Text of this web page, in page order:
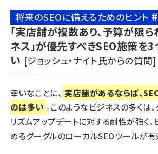
将来のSEOに備えるためのヒント
「実店舗が複数あり、予算が限
ネス」が優先すべきSEO施策を
い [ジョッシュ・ナイト氏からの質問]
幸いなことに、 実店舗があるならば、
のは多い 。このようなビジネスの多くは
リズムアップデートに対する耐性が強く、
めるグーグルのローカルSEOツールが有